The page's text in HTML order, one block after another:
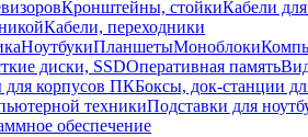
Кронштейны, стойкиКабели
Кабели, переходники
НоутбукиПланшетыМоноблоки
диски, SSDОперативная память
для корпусов ПКБоксы, док-станции
техникиПодставки для
обеспечение